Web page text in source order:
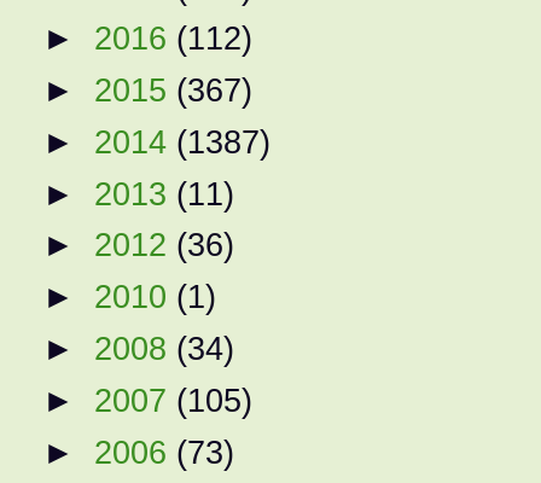
► 2016 (112)
► 2015 (367)
► 2014 (1387)
► 2013 (11)
► 2012 (36)
► 2010 (1)
► 2008 (34)
► 2007 (105)
► 2006 (73)